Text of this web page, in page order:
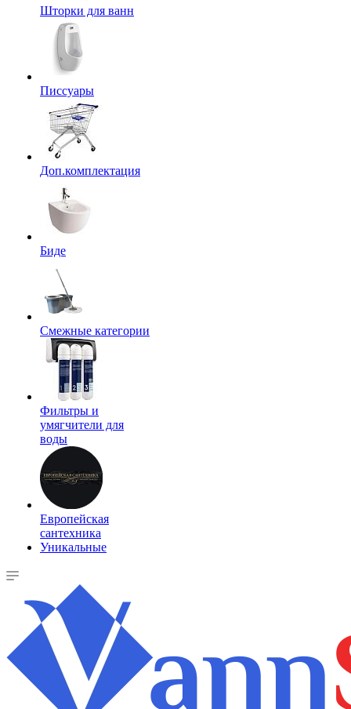
Шторки для ванн
Писсуары
Доп.комплектация
Биде
Смежные категории
Фильтры и
умягчители для
воды
Европейская
сантехника
Уникальные